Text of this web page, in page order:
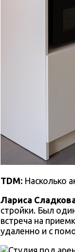
TDM: Насколько
Лариса
стройки. Был
встреча на
удаленно и с